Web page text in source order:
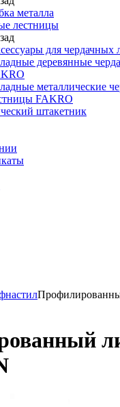
металла
лестницы
для чердачных
деревянные
металлические
FAKRO
штакетник